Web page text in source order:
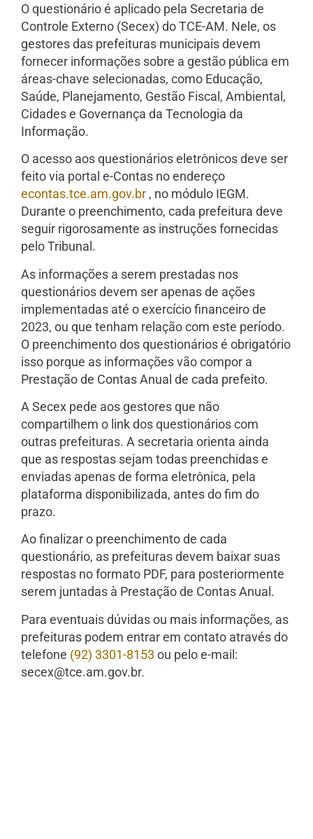
O questionário é aplicado pela Secretaria de
Controle Externo (Secex) do TCE-AM. Nele, os
gestores das prefeituras municipais devem
fornecer informações sobre a gestão pública em
áreas-chave selecionadas, como Educação,
Saúde, Planejamento, Gestão Fiscal, Ambiental,
Cidades e Governança da Tecnologia da
Informação.
O acesso aos questionários eletrônicos deve ser
feito via portal e-Contas no endereço
econtas.tce.am.gov.br , no módulo IEGM.
Durante o preenchimento, cada prefeitura deve
seguir rigorosamente as instruções fornecidas
pelo Tribunal.
As informações a serem prestadas nos
questionários devem ser apenas de ações
implementadas até o exercício financeiro de
2023, ou que tenham relação com este período.
O preenchimento dos questionários é obrigatório
isso porque as informações vão compor a
Prestação de Contas Anual de cada prefeito.
A Secex pede aos gestores que não
compartilhem o link dos questionários com
outras prefeituras. A secretaria orienta ainda
que as respostas sejam todas preenchidas e
enviadas apenas de forma eletrônica, pela
plataforma disponibilizada, antes do fim do
prazo.
Ao finalizar o preenchimento de cada
questionário, as prefeituras devem baixar suas
respostas no formato PDF, para posteriormente
serem juntadas à Prestação de Contas Anual.
Para eventuais dúvidas ou mais informações, as
prefeituras podem entrar em contato através do
telefone (92) 3301-8153 ou pelo e-mail:
secex@tce.am.gov.br.